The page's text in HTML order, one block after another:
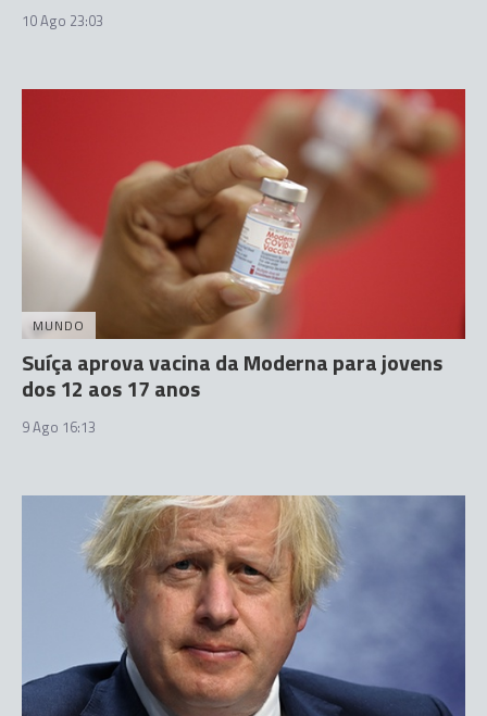
10 Ago 23:03
MUNDO
Suíça aprova vacina da Moderna para jovens
dos 12 aos 17 anos
9 Ago 16:13